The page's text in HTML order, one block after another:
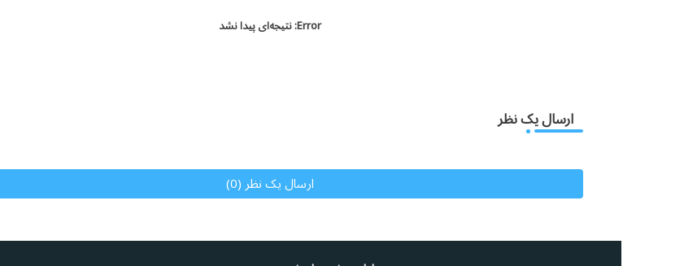
Error:نتیجه‌ای پیدا نشد
ارسال یک نظر
ارسال یک نظر (0)